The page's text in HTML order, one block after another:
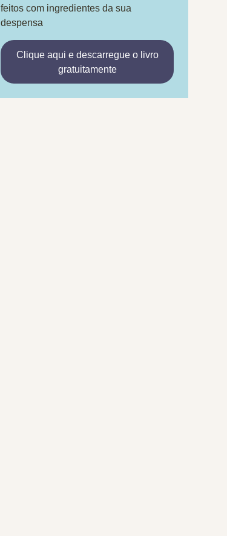
feitos com ingredientes da sua
despensa
Clique aqui e descarregue o livro
gratuitamente